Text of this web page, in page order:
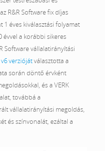
R&R Software fix díjas
éves kiválasztási folyamat
évvel a korábbi sikeres
Software vállalatirányítási
verziójátválasztotta a
során döntő érvként
és a VERK
továbbá a
vállalatirányítási megoldás,
és színvonalát, ezáltal a